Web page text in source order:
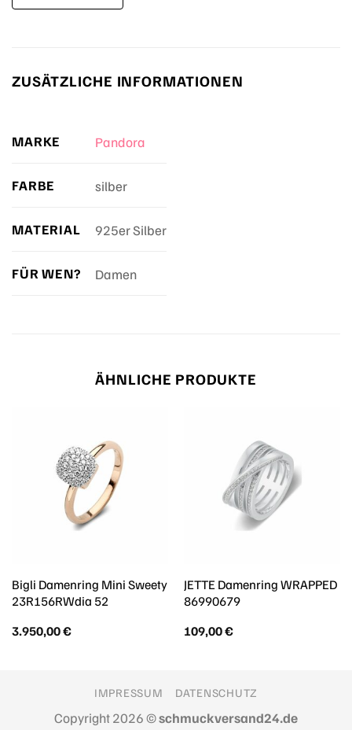
ZUSÄTZLICHE INFORMATIONEN
MARKE Pandora
FARBE silber
MATERIAL 925er Silber
FÜR WEN? Damen
ÄHNLICHE PRODUKTE
Bigli Damenring Mini Sweety
23R156RWdia 52
3.950,00€
JETTE Damenring WRAPPED
86990679
109,00€
IMPRESSUM DATENSCHUTZ
Copyright 2026 ©schmuckversand24.de